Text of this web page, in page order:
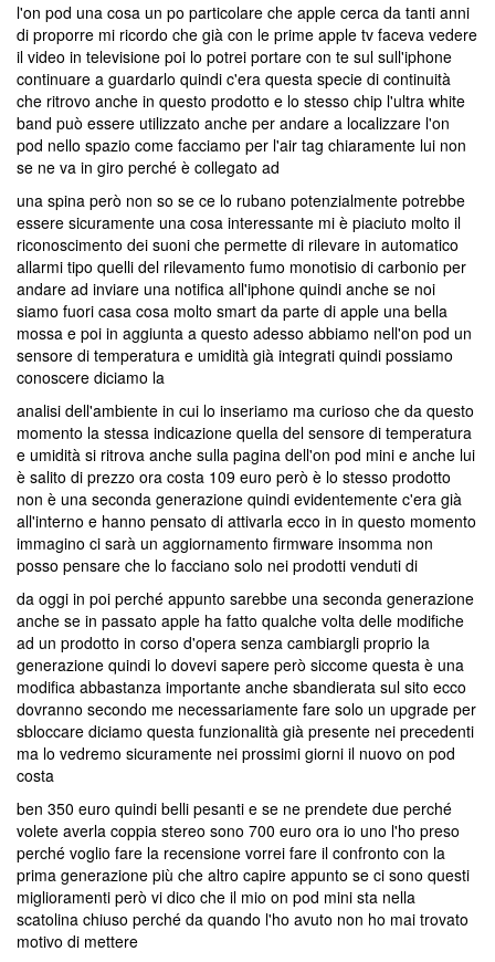
l'on pod una cosa un po particolare che apple cerca da tanti anni
di proporre mi ricordo che già con le prime apple tv faceva vedere
il video in televisione poi lo potrei portare con te sul sull'iphone
continuare a guardarlo quindi c'era questa specie di continuità
che ritrovo anche in questo prodotto e lo stesso chip l'ultra white
band può essere utilizzato anche per andare a localizzare l'on
pod nello spazio come facciamo per l'air tag chiaramente lui non
se ne va in giro perché è collegato ad
una spina però non so se ce lo rubano potenzialmente potrebbe
essere sicuramente una cosa interessante mi è piaciuto molto il
riconoscimento dei suoni che permette di rilevare in automatico
allarmi tipo quelli del rilevamento fumo monotisio di carbonio per
andare ad inviare una notifica all'iphone quindi anche se noi
siamo fuori casa cosa molto smart da parte di apple una bella
mossa e poi in aggiunta a questo adesso abbiamo nell'on pod un
sensore di temperatura e umidità già integrati quindi possiamo
conoscere diciamo la
analisi dell'ambiente in cui lo inseriamo ma curioso che da questo
momento la stessa indicazione quella del sensore di temperatura
e umidità si ritrova anche sulla pagina dell'on pod mini e anche lui
è salito di prezzo ora costa 109 euro però è lo stesso prodotto
non è una seconda generazione quindi evidentemente c'era già
all'interno e hanno pensato di attivarla ecco in in questo momento
immagino ci sarà un aggiornamento firmware insomma non
posso pensare che lo facciano solo nei prodotti venduti di
da oggi in poi perché appunto sarebbe una seconda generazione
anche se in passato apple ha fatto qualche volta delle modifiche
ad un prodotto in corso d'opera senza cambiargli proprio la
generazione quindi lo dovevi sapere però siccome questa è una
modifica abbastanza importante anche sbandierata sul sito ecco
dovranno secondo me necessariamente fare solo un upgrade per
sbloccare diciamo questa funzionalità già presente nei precedenti
ma lo vedremo sicuramente nei prossimi giorni il nuovo on pod
costa
ben 350 euro quindi belli pesanti e se ne prendete due perché
volete averla coppia stereo sono 700 euro ora io uno l'ho preso
perché voglio fare la recensione vorrei fare il confronto con la
prima generazione più che altro capire appunto se ci sono questi
miglioramenti però vi dico che il mio on pod mini sta nella
scatolina chiuso perché da quando l'ho avuto non ho mai trovato
motivo di mettere